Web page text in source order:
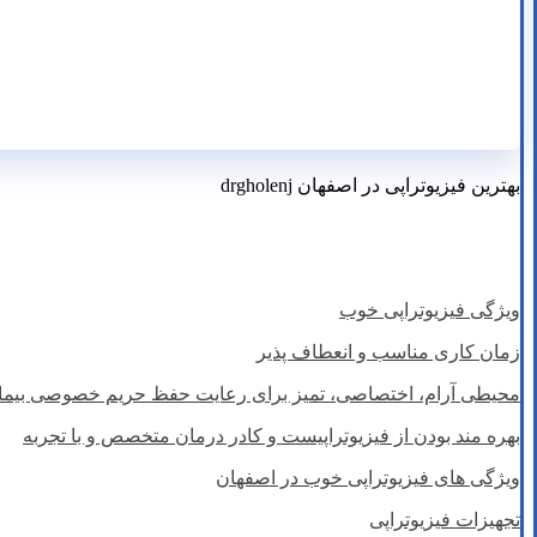
بهترین فیزیوتراپی در اصفهان drgholenj
ویژگی فیزیوتراپی خوب
زمان کاری مناسب و انعطاف پذیر
محیطی آرام، اختصاصی، تمیز برای رعایت حفظ حریم خصوصی
بهره مند بودن از فیزیوتراپیست و کادر درمان متخصص و با تجربه
ویژگی های فیزیوتراپی خوب در اصفهان
تجهیزات فیزیوتراپی